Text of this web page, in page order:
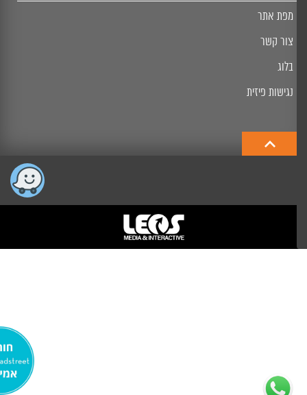
מפת אתר
צור קשר
בלוג
נגישות פיזית